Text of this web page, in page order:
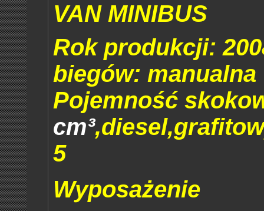
VAN MINIBUS
Rok produkcji:
biegów:
Pojemność
cm³
5
Wyposażenie